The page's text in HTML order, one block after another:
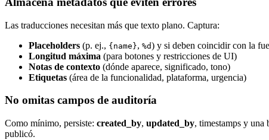
Las traducciones necesitan más que texto plano. Captura:
Placeholders (p. ej., {name}, %d) y si deben coincidir con la
Longitud máxima (para botones y restricciones de UI)
Notas de contexto (dónde aparece, significado, tono)
Etiquetas (área de la funcionalidad, plataforma, urgencia)
No omitas campos de auditoría
Como mínimo, persiste: created_by, updated_by, timestamps y una
publicó.